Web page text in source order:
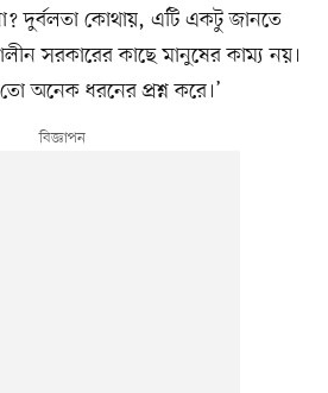
দুর্বলতা কোথায়, এটি একটু জানতে
সরকারের কাছে মানুষের কাম্য নয়।
অনেক ধরনের প্রশ্ন করে।’